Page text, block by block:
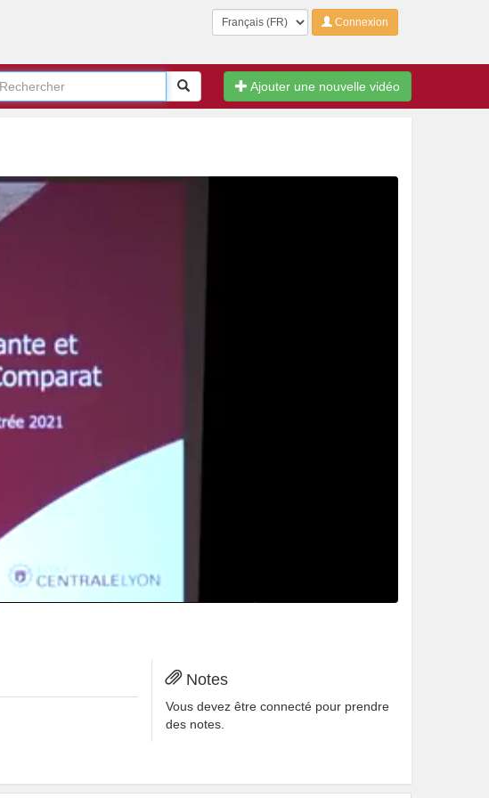
Langue Connexion
Ajouter une nouvelle vidéo
Rechercher
ajouter cette vidéo à vos favoris.
Notes
Vous devez être connecté pour prendre
des notes.